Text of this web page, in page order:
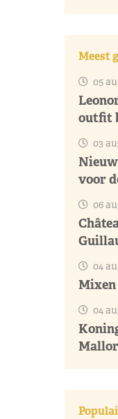
Meest
05
outfit
03
voor
06
04
Mixen
04